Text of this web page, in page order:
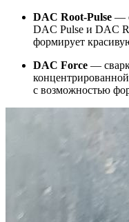
DAC Root-Pulse —
DAC Pulse и DAC
формирует
DAC Force —
с возможностью